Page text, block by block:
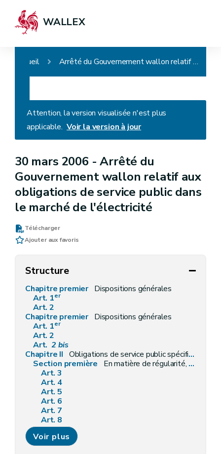
WALLEX
Accueil Arrêté du Gouvernement wallon relatif aux obligations de service public dans le marché de l'électricité
Attention, la version visualisée n'est plus
applicable. Voir la version à jour
30 mars 2006 -Arrêté du
Gouvernement wallon relatif aux
obligations de service public dans
le marché de l'électricité
Télécharger
Ajouter aux favoris
Structure
Chapitre premier Dispositions générales
Art. 1er
Art. 2
Chapitre premier Dispositions générales
Art. 1er
Art. 2
Art. 2 bis
Chapitre II Obligations de service public spécifiques aux fournisseurs
Section première
En matière de régularité, qualité et facturation des fournitures
Art. 3
Art. 4
Art. 5
Art. 6
Art. 7
Art. 8
Art. 9
Art. 10
Section 2
Voir plus